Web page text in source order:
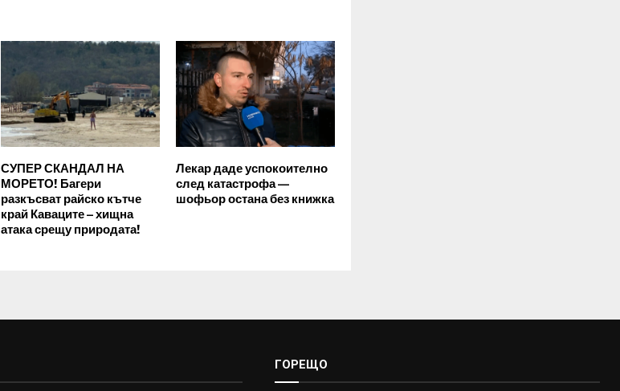
СУПЕР СКАНДАЛ НА
МОРЕТО! Багери
разкъсват райско кътче
край Каваците – хищна
атака срещу природата!
Лекар даде успокоително
след катастрофа —
шофьор остана без книжка
ГОРЕЩО